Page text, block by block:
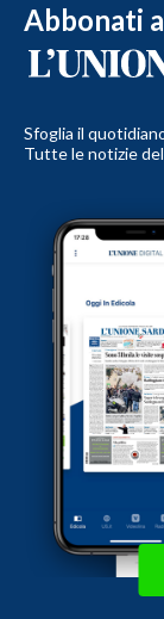
Abbonati a
Sfoglia il
Tutte le notizie